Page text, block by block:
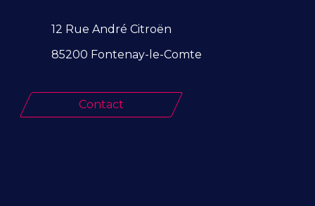
12 Rue André Citroën
85200 Fontenay-le-Comte
Contact